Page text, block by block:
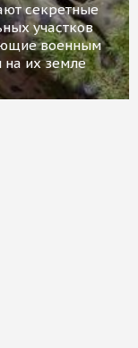
секретные
участков
военным
на их земле